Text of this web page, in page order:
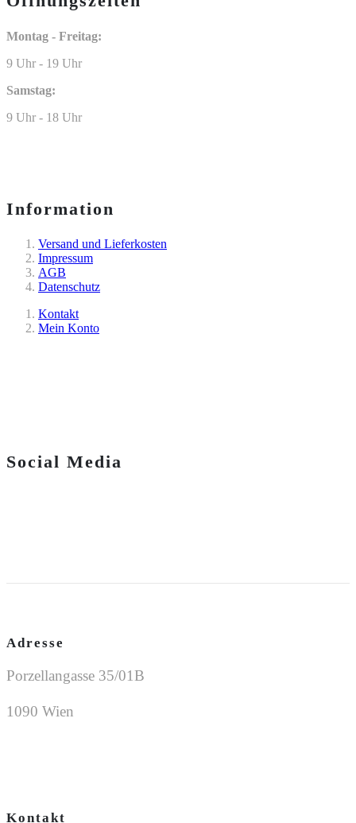
Montag - Freitag:
9 Uhr - 19 Uhr
Samstag:
9 Uhr - 18 Uhr
Information
Versand und Lieferkosten
Impressum
AGB
Datenschutz
Kontakt
Mein Konto
Social Media
Adresse
Porzellangasse 35/01B
1090 Wien
Kontakt